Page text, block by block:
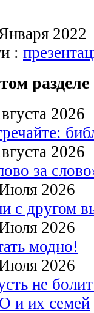
:
разделе
2026
2026
за
2026
с другом
2026
модно!
2026
не
и их семей